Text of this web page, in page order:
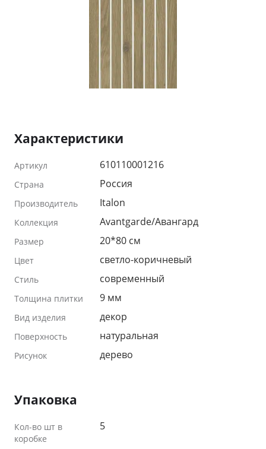
Характеристики
Артикул 610110001216
Страна Россия
Производитель Italon
Коллекция Avantgarde/Авангард
Размер 20*80 см
Цвет светло-коричневый
Стиль современный
Толщина плитки 9 мм
Вид изделия декор
Поверхность натуральная
Рисунок дерево
Упаковка
Кол-во шт в
коробке
5